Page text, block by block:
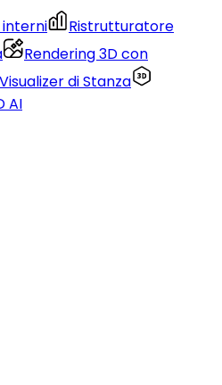
interni
Ristrutturatore
Rendering 3D con
Visualizer di Stanza
AI